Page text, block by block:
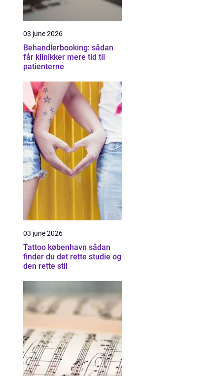
03 june 2026
Behandlerbooking: sådan
får klinikker mere tid til
patienterne
03 june 2026
Tattoo københavn sådan
finder du det rette studie og
den rette stil